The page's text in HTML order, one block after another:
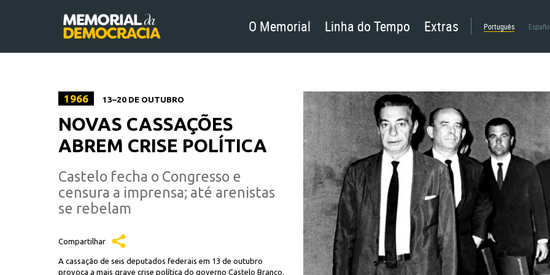
O Memorial Linha do Tempo Extras Português
1966 13–20 DE OUTUBRO
NOVAS CASSAÇÕES
ABREM CRISE POLÍTICA
Castelo fecha o Congresso e
censura a imprensa; até arenistas
se rebelam
Compartilhar
A cassação de seis deputados federais em 13 de outubro
provoca a mais grave crise política do governo Castelo Branco.